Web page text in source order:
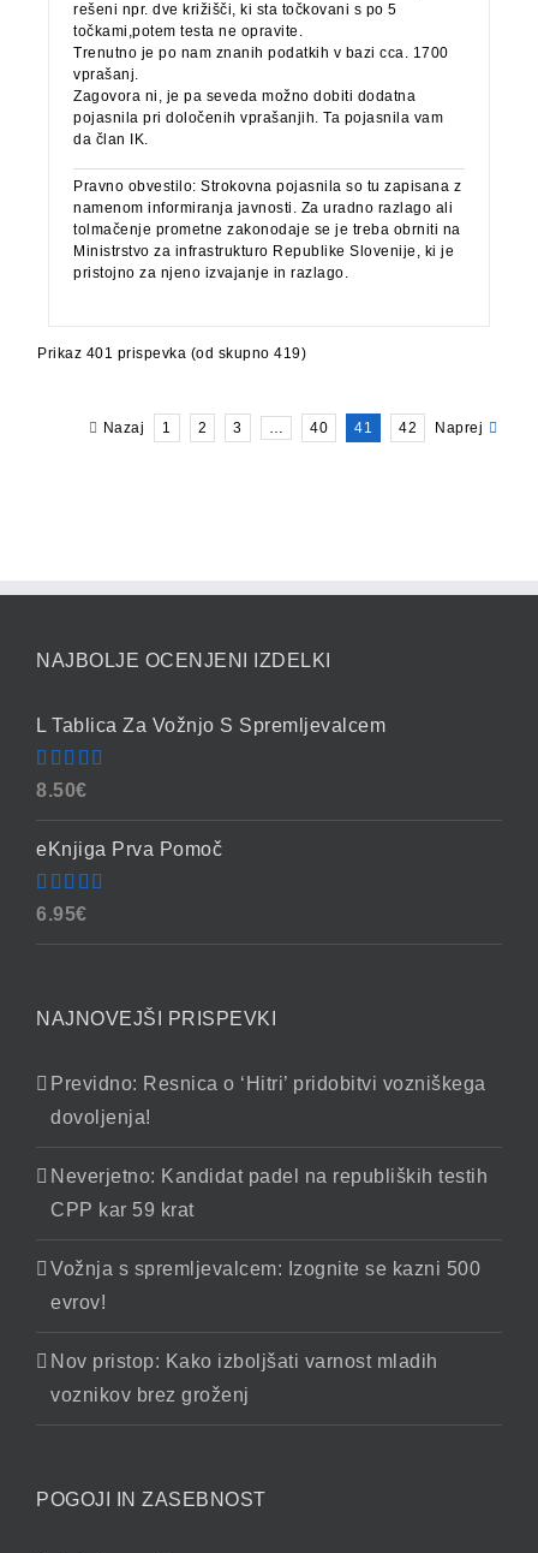
rešeni npr. dve križišči, ki sta točkovani s po 5
točkami,potem testa ne opravite.
Trenutno je po nam znanih podatkih v bazi cca. 1700
vprašanj.
Zagovora ni, je pa seveda možno dobiti dodatna
pojasnila pri določenih vprašanjih. Ta pojasnila vam
da član IK.
Pravno obvestilo: Strokovna pojasnila so tu zapisana z
namenom informiranja javnosti. Za uradno razlago ali
tolmačenje prometne zakonodaje se je treba obrniti na
Ministrstvo za infrastrukturo Republike Slovenije, ki je
pristojno za njeno izvajanje in razlago.
Prikaz 401 prispevka (od skupno 419)
Nazaj 1 2 3 … 40 41 42 Naprej
NAJBOLJE OCENJENI IZDELKI
L Tablica Za Vožnjo S Spremljevalcem
Ocenjeno
8.50€
eKnjiga Prva Pomoč
Ocenjeno
6.95€
NAJNOVEJŠI PRISPEVKI
Previdno: Resnica o ‘Hitri’ pridobitvi vozniškega
dovoljenja!
Neverjetno: Kandidat padel na republiških testih
CPP kar 59 krat
Vožnja s spremljevalcem: Izognite se kazni 500
evrov!
Nov pristop: Kako izboljšati varnost mladih
voznikov brez groženj
POGOJI IN ZASEBNOST